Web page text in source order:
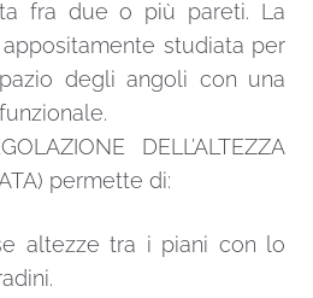
fra due o più pareti. La
studiata per
degli angoli con una
DELL’ALTEZZA
permette di:
altezze tra i piani con lo